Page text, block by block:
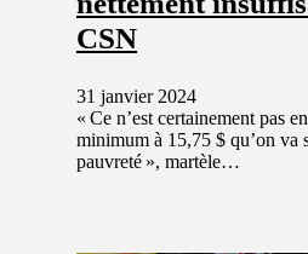
CSN
31 janvier 2024
« Ce n’est certainement pas
minimum à 15,75 $ qu’on va
pauvreté », martèle…